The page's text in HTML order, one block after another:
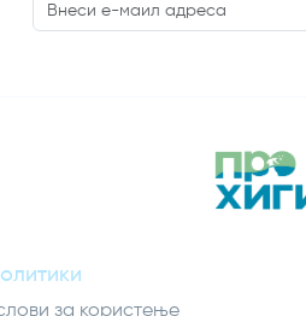
за користење